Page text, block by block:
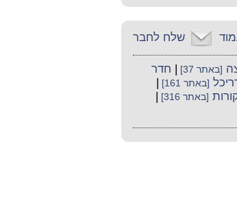
שלח לחבר
[באתר 37] | חדר
[באתר 161]
|
[באתר 316]
|